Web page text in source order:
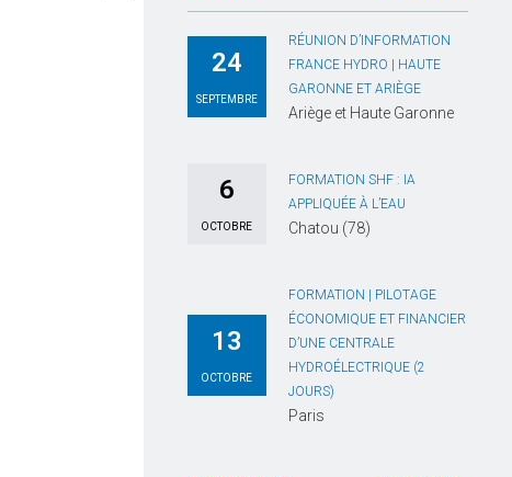
24
SEPTEMBRE
RÉUNION D’INFORMATION
FRANCE HYDRO | HAUTE
GARONNE ET ARIÈGE
Ariège et Haute Garonne
6
OCTOBRE
FORMATION SHF : IA
APPLIQUÉE À L’EAU
Chatou (78)
13
OCTOBRE
FORMATION | PILOTAGE
ÉCONOMIQUE ET FINANCIER
D’UNE CENTRALE
HYDROÉLECTRIQUE (2
JOURS)
Paris